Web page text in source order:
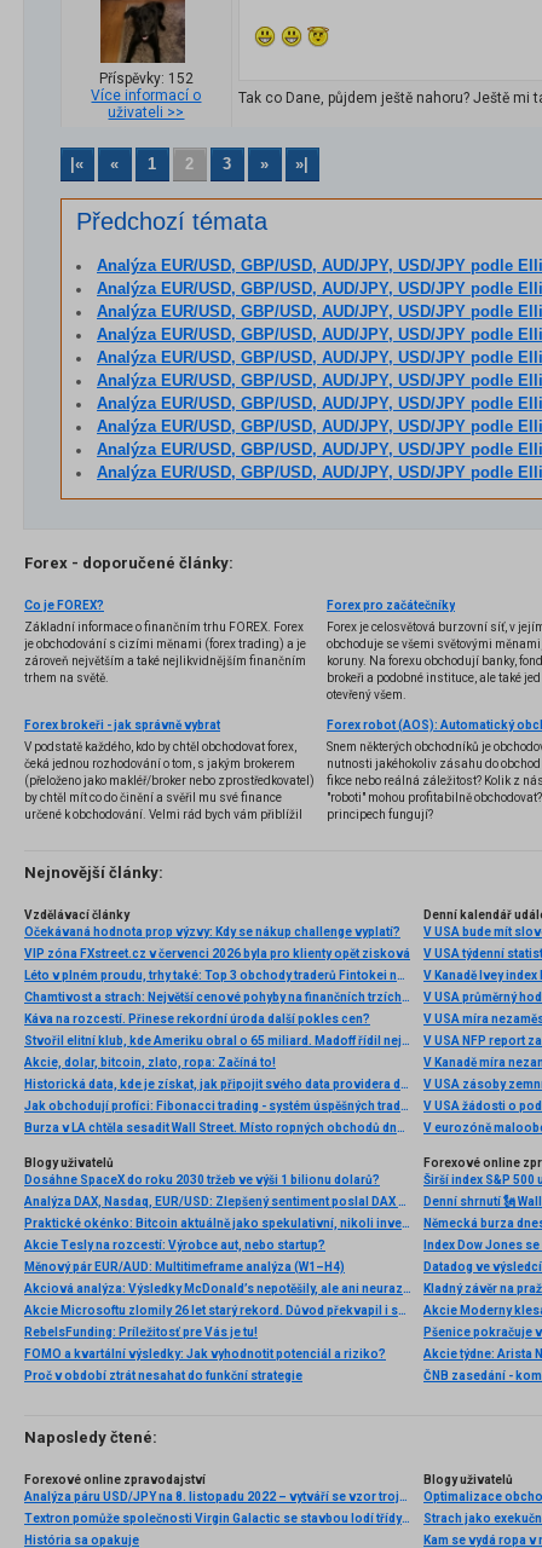
Příspěvky: 152
Více informací o
uživateli >>
Tak co Dane, půjdem ještě nahoru? Ještě
|« « 1 2 3 » »|
Předchozí témata
Analýza EUR/USD, GBP/USD, AUD/JPY, USD/JPY podle Elliottovy
Analýza EUR/USD, GBP/USD, AUD/JPY, USD/JPY podle Elliottovy
Analýza EUR/USD, GBP/USD, AUD/JPY, USD/JPY podle Elliottovy
Analýza EUR/USD, GBP/USD, AUD/JPY, USD/JPY podle Elliottovy
Analýza EUR/USD, GBP/USD, AUD/JPY, USD/JPY podle Elliottovy
Analýza EUR/USD, GBP/USD, AUD/JPY, USD/JPY podle Elliottovy
Analýza EUR/USD, GBP/USD, AUD/JPY, USD/JPY podle Elliottovy
Analýza EUR/USD, GBP/USD, AUD/JPY, USD/JPY podle Elliottovy
Analýza EUR/USD, GBP/USD, AUD/JPY, USD/JPY podle Elliottovy
Analýza EUR/USD, GBP/USD, AUD/JPY, USD/JPY podle Elliottovy
Forex - doporučené články:
Co je FOREX?
Základní informace o finančním trhu FOREX. Forex
je obchodování s cizími měnami (forex trading) a je
zároveň největším a také nejlikvidnějším finančním
trhem na světě.
Forex pro začátečníky
Forex je celosvětová burzovní síť, v
obchoduje se všemi světovými
koruny. Na forexu obchodují banky,
brokeři a podobné instituce, ale také
otevřený všem.
Forex brokeři - jak správně vybrat
V podstatě každého, kdo by chtěl obchodovat forex,
čeká jednou rozhodování o tom, s jakým brokerem
(přeloženo jako makléř/broker nebo zprostředkovatel)
by chtěl mít co do činění a svěřil mu své finance
určené k obchodování. Velmi rád bych vám přiblížil
několik příkladů nejznámějších z nich.
Snem některých obchodníků je
nutnosti jakéhokoliv zásahu do
fikce nebo reálná záležitost? Kolik z
"roboti" mohou profitabilně
principech fungují?
Nejnovější články:
Vzdělávací články
Očekávaná hodnota prop výzvy: Kdy se nákup challenge vyplatí?
VIP zóna FXstreet.cz v červenci 2026 byla pro klienty opět zisková
Léto v plném proudu, trhy také: Top 3 obchody traderů Fintokei na indexech a zlatě
Chamtivost a strach: Největší cenové pohyby na finančních trzích (červenec 2026)
Káva na rozcestí. Přinese rekordní úroda další pokles cen?
Stvořil elitní klub, kde Ameriku obral o 65 miliard. Madoff řídil největší Ponzi dějin
Akcie, dolar, bitcoin, zlato, ropa: Začíná to!
Historická data, kde je získat, jak připojit svého data providera do MultiCharts a proč je budeme potřebovat? (4. díl)
Jak obchodují profíci: Fibonacci trading - systém úspěšných traderů
Burza v LA chtěla sesadit Wall Street. Místo ropných obchodů dnes místem duní basy
Denní kalendář
V USA bude mít
V USA týdenní
V Kanadě Ivey index
V USA průměrný
V USA míra
V USA NFP report
V Kanadě míra
V USA zásoby
V USA žádosti o
V eurozóně
Blogy uživatelů
Dosáhne SpaceX do roku 2030 tržeb ve výši 1 bilionu dolarů?
Analýza DAX, Nasdaq, EUR/USD: Zlepšený sentiment poslal DAX na nová maxima
Praktické okénko: Bitcoin aktuálně jako spekulativní, nikoli investiční aktivum
Akcie Tesly na rozcestí: Výrobce aut, nebo startup?
Měnový pár EUR/AUD: Multitimeframe analýza (W1–H4)
Akciová analýza: Výsledky McDonald’s nepotěšily, ale ani neurazily. Jakou vizi společnost prezentovala?
Akcie Microsoftu zlomily 26 let starý rekord. Důvod překvapil i samotné investory
RebelsFunding: Príležitosť pre Vás je tu!
FOMO a kvartální výsledky: Jak vyhodnotit potenciál a riziko?
Proč v období ztrát nesahat do funkční strategie
Forexové online
Širší index S&P
Index Dow Jones
Kladný závěr na
ČNB zasedání -
Naposledy čtené:
Forexové online zpravodajství
Analýza páru USD/JPY na 8. listopadu 2022 – vytváří se vzor trojúhelníku
Textron pomůže společnosti Virgin Galactic se stavbou lodí třídy Delta 📡
História sa opakuje
Blogy uživatelů
Optimalizace
Strach jako
Kam se vydá ropa